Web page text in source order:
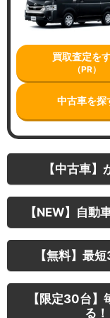
買取査定を
（PR）
中古車を探
【中古車
【NEW】自動
【無料】最
【限定30台】
る